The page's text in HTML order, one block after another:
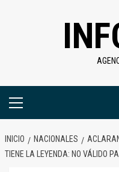
Menú
INICIO NACIONALES
TIENE LA LEYENDA: NO VÁLIDO